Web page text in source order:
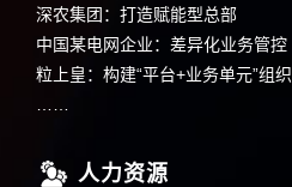
深农集团：打造赋能型总部
中国某电网企业：差异化业务管控
粒上皇：构建“平台+业务单元”组织
人力资源